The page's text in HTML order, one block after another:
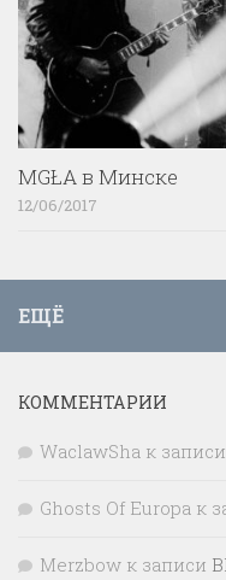
MGŁA в Минске
12/06/2017
ЕЩЁ
КОММЕНТАРИИ
WaclawSha к записи
Ghosts Of Europa к
Merzbow к записи